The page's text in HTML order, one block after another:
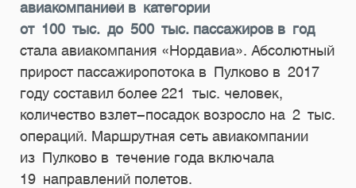
авиакомпанией в категории
от 100 тыс. до 500 тыс. пассажиров в год
стала авиакомпания «Нордавиа». Абсолютный
прирост пассажиропотока в Пулково в 2017
году составил более 221 тыс. человек,
количество взлет-посадок возросло на 2 тыс.
операций. Маршрутная сеть авиакомпании
из Пулково в течение года включала
19 направлений полетов.